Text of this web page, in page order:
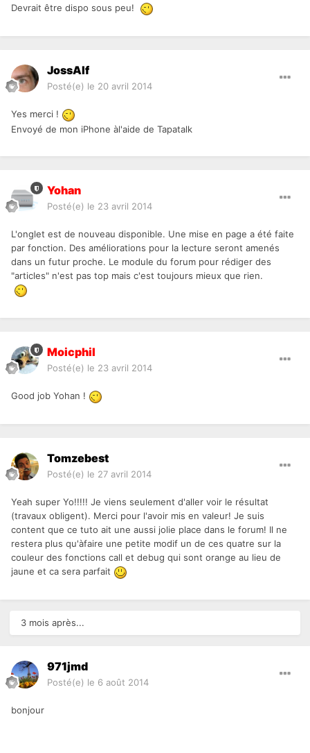
Devrait être dispo sous peu!
JossAlf
Posté(e) le 20 avril 2014
Yes merci !
Envoyé de mon iPhone àl'aide de Tapatalk
Yohan
Posté(e) le 23 avril 2014
L'onglet est de nouveau disponible. Une mise en page a été faite
par fonction. Des améliorations pour la lecture seront amenés
dans un futur proche. Le module du forum pour rédiger des
"articles" n'est pas top mais c'est toujours mieux que rien.
Moicphil
Posté(e) le 23 avril 2014
Good job Yohan !
Tomzebest
Posté(e) le 27 avril 2014
Yeah super Yo!!!!! Je viens seulement d'aller voir le résultat
(travaux obligent). Merci pour l'avoir mis en valeur! Je suis
content que ce tuto ait une aussi jolie place dans le forum! Il ne
restera plus qu'àfaire une petite modif un de ces quatre sur la
couleur des fonctions call et debug qui sont orange au lieu de
jaune et ca sera parfait
3 mois après...
971jmd
Posté(e) le 6 août 2014
bonjour